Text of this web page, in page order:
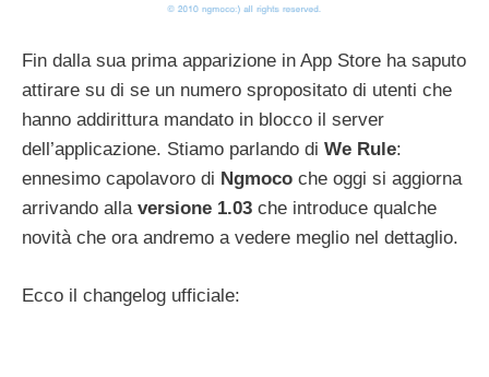
Fin dalla sua prima apparizione in App Store ha saputo
attirare su di se un numero spropositato di utenti che
hanno addirittura mandato in blocco il server
dell’applicazione. Stiamo parlando di We Rule:
ennesimo capolavoro di Ngmoco che oggi si aggiorna
arrivando alla versione 1.03 che introduce qualche
novità che ora andremo a vedere meglio nel dettaglio.
Ecco il changelog ufficiale: